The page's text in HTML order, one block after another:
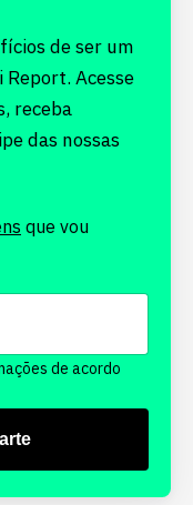
de ser um
Acesse
receba
das nossas
que vou
de acordo